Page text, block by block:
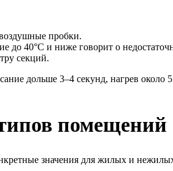
пробки.
40°C и ниже говорит о
секций.
дольше 3–4 секунд, нагрев
помещений
значения для жилых и